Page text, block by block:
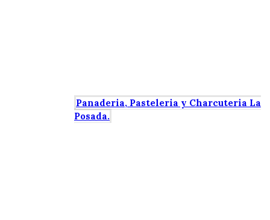
Panaderia, Pasteleria y Charcuteria La
Posada.